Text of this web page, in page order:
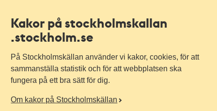
Kakor på stockholmskallan
.stockholm.se
På Stockholmskällan använder vi kakor, cookies, för att
sammanställa statistik och för att webbplatsen ska
fungera på ett bra sätt för dig.
Om kakor på Stockholmskällan